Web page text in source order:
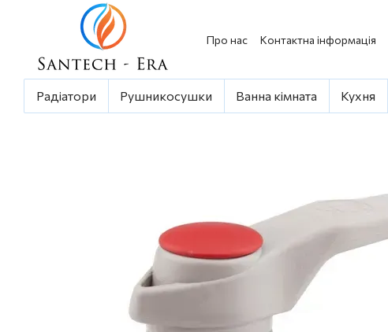
Перейти до основного контенту
Про нас Контактна інформація
Радіатори Рушникосушки Ванна кімната Кухня